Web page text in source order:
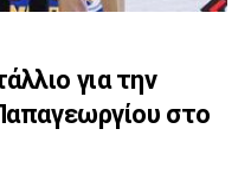
για την
στο